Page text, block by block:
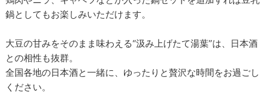
鍋としてもお楽しみいただけます。
大豆の甘みをそのまま味わえる“汲み上げたて湯葉”は、日本酒
との相性も抜群。
全国各地の日本酒と一緒に、ゆったりと贅沢な時間をお過ごし
ください。